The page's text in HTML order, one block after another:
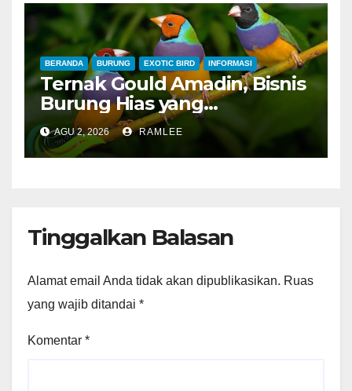
Merah dan Jahanam Juara
BERANDA BURUNG EXOTIC BIRD INFORMASI
Ternak Gould Amadin, Bisnis
Burung Hias yang
Menguntungkan
AGU 2, 2026 RAMLEE
Tinggalkan Balasan
Alamat email Anda tidak akan dipublikasikan. Ruas
yang wajib ditandai *
Komentar *